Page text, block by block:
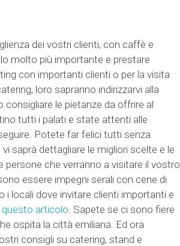
dei vostri clienti, con caffè e
molto più importante e prestare
con importanti clienti o per la visita
loro sapranno indirizzarvi alla
consigliare le pietanze da offrire al
tutti i palati e state attenti alle
Potete far felici tutti senza
saprà dettagliare le migliori scelte e le
che verranno a visitare il vostro
essere impegni serali con cene di
i locali dove invitare clienti importanti e
questo articolo . Sapete se ci sono fiere
ospita la città emiliana. Ed ora
consigli su catering, stand e